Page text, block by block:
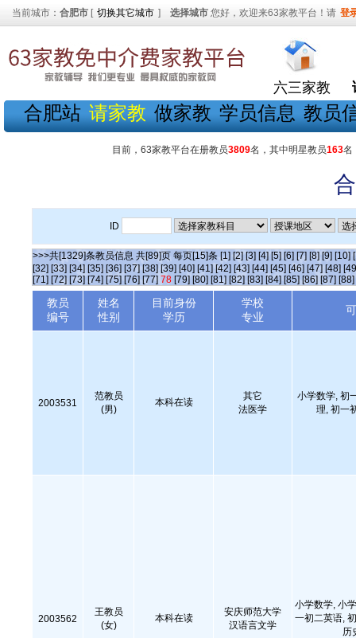
当前城市： 合肥市 [ 切换其它城市 ] 选择城市 您好，欢迎来63家教平台！请 登
六三家教
合肥站 请家教 做家教 学员信息 教员
目前，63家教平台在册教员3809名，其中明星教员163名
ID
>>>共[1329]条教员信息 共[89]页 每页[15]条 [1] [2] [3] [4] [5] [6] [7] [8] [9] [10]
[32] [33] [34] [35] [36] [37] [38] [39] [40] [41] [42] [43] [44] [45] [46] [47] [48]
[71] [72] [73] [74] [75] [76] [77] 78 [79] [80] [81] [82] [83] [84] [85] [86] [87] [88]
教员
编号
姓名
性别
目前身份
学历
学校
专业
2003531
范教员
(男)
本科在读
其它
法医学
小学数学, 初
理, 初一
2003562
王教员
(女)
本科在读
安庆师范大学
汉语言文学
小学数学, 小
一初二英语,
历